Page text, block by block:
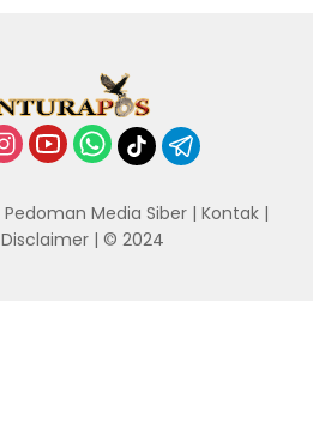
Pedoman Media Siber | Kontak |
Disclaimer | © 2024